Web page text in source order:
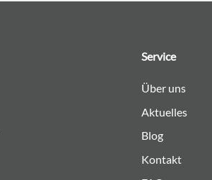
Service
Über uns
Aktuelles
Blog
Kontakt